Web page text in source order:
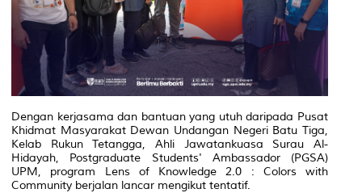
Dengan kerjasama dan bantuan yang utuh daripada Pusat
Khidmat Masyarakat Dewan Undangan Negeri Batu Tiga,
Kelab Rukun Tetangga, Ahli Jawatankuasa Surau Al-
Hidayah, Postgraduate Students' Ambassador (PGSA)
UPM, program Lens of Knowledge 2.0 : Colors with
Community berjalan lancar mengikut tentatif.